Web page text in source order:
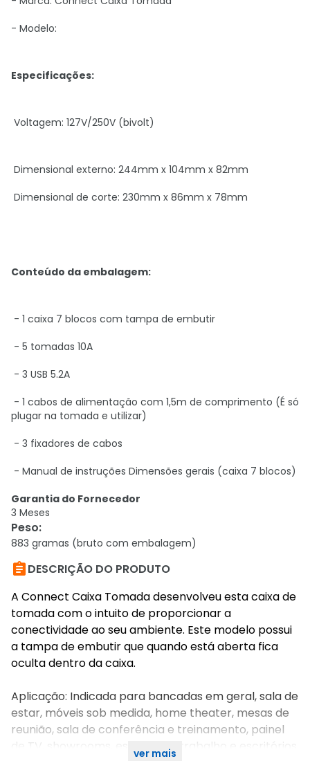
- Modelo:
Especificações:
Voltagem: 127V/250V (bivolt)
Dimensional externo: 244mm x 104mm x 82mm
Dimensional de corte: 230mm x 86mm x 78mm
Conteúdo da embalagem:
- 1 caixa 7 blocos com tampa de embutir
- 5 tomadas 10A
- 3 USB 5.2A
- 1 cabos de alimentação com 1,5m de comprimento (É só
plugar na tomada e utilizar)
- 3 fixadores de cabos
- Manual de instruções Dimensões gerais (caixa 7 blocos)
Garantia do Fornecedor
3 Meses
Peso:
883 gramas (bruto com embalagem)
DESCRIÇÃO DO PRODUTO
A Connect Caixa Tomada desenvolveu esta caixa de
tomada com o intuito de proporcionar a
conectividade ao seu ambiente. Este modelo possui
a tampa de embutir que quando está aberta fica
oculta dentro da caixa.
Aplicação: Indicada para bancadas em geral, sala de
estar, móveis sob medida, home theater, mesas de
reunião, sala de conferência e treinamento, painel
de TV, showrooms, estação de trabalho e escritórios
ver mais